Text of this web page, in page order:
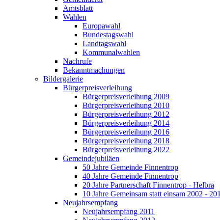
Amtsblatt
Wahlen
Europawahl
Bundestagswahl
Landtagswahl
Kommunalwahlen
Nachrufe
Bekanntmachungen
Bildergalerie
Bürgerpreisverleihung
Bürgerpreisverleihung 2009
Bürgerpreisverleihung 2010
Bürgerpreisverleihung 2012
Bürgerpreisverleihung 2014
Bürgerpreisverleihung 2016
Bürgerpreisverleihung 2018
Bürgerpreisverleihung 2022
Gemeindejubiläen
50 Jahre Gemeinde Finnentrop
40 Jahre Gemeinde Finnentrop
20 Jahre Partnerschaft Finnentrop - Helbra
10 Jahre Gemeinsam statt einsam 2002 -
Neujahrsempfang
Neujahrsempfang 2011